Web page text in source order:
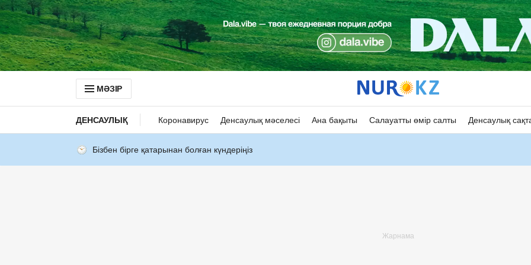
МӘЗІР
ДЕНСАУЛЫҚ Коронавирус Денсаулық мәселесі Ана бақыты Салауатты өмір салты Денсаулық
Бізбен бірге қатарынан болған күндеріңіз